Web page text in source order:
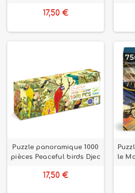
17,50 €
Puzzle panoramique 1000
pièces Peaceful birds Djec
17,50 €
le